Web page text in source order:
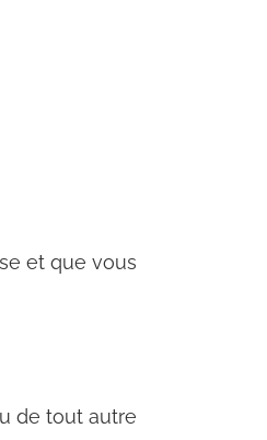
et que vous
de tout autre